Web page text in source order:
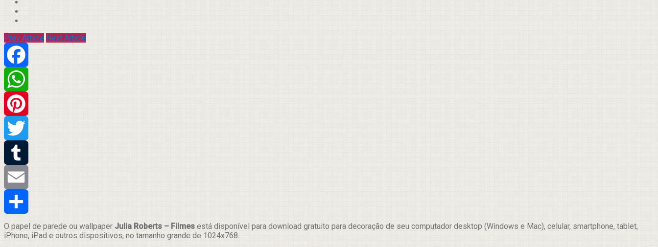
Prev Article Next Article
Facebook
WhatsApp
Pinterest
Twitter
Tumblr
Email
Compartilhar
O papel de parede ou wallpaper Julia Roberts – Filmes está disponível para download gratuito para decoração de seu computador desktop (Windows e Mac), celular, smartphone, tablet,
iPhone, iPad e outros dispositivos, no tamanho grande de 1024x768.